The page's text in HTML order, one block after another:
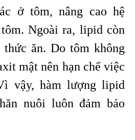
ở tôm, nâng cao hệ
Ngoài ra, lipid còn
thức ăn. Do tôm không
mật nên hạn chế việc
vậy, hàm lượng lipid
nuôi luôn đảm bảo